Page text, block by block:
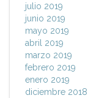
julio 2019
junio 2019
mayo 2019
abril 2019
marzo 2019
febrero 2019
enero 2019
diciembre 2018